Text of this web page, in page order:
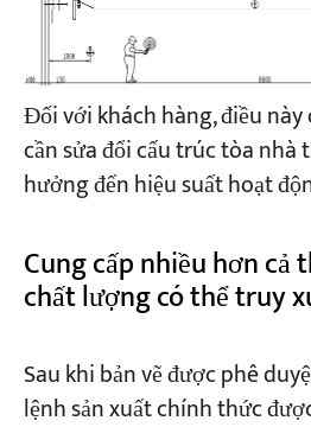
Đối với khách hàng, điều
cần sửa đổi cấu trúc tòa nhà
hưởng đến hiệu suất hoạt
Cung cấp nhiều hơn cả
chất lượng có thể truy
Sau khi bản vẽ được phê
lệnh sản xuất chính thức